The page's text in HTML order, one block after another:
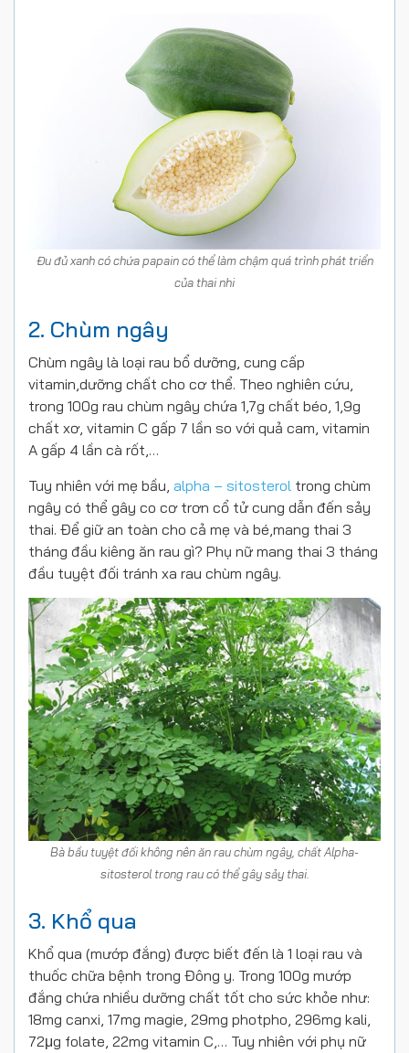
Đu đủ xanh có chứa papain có thể làm chậm quá trình phát triển
của thai nhi
2. Chùm ngây
Chùm ngây là loại rau bổ dưỡng, cung cấp
vitamin,dưỡng chất cho cơ thể. Theo nghiên cứu,
trong 100g rau chùm ngây chứa 1,7g chất béo, 1,9g
chất xơ, vitamin C gấp 7 lần so với quả cam, vitamin
A gấp 4 lần cà rốt,…
Tuy nhiên với mẹ bầu, alpha – sitosterol trong chùm
ngây có thể gây co cơ trơn cổ tử cung dẫn đến sảy
thai. Để giữ an toàn cho cả mẹ và bé,mang thai 3
tháng đầu kiêng ăn rau gì? Phụ nữ mang thai 3 tháng
đầu tuyệt đối tránh xa rau chùm ngây.
Bà bầu tuyệt đối không nên ăn rau chùm ngây, chất Alpha-
sitosterol trong rau có thể gây sảy thai.
3. Khổ qua
Khổ qua (mướp đắng) được biết đến là 1 loại rau và
thuốc chữa bệnh trong Đông y. Trong 100g mướp
đắng chứa nhiều dưỡng chất tốt cho sức khỏe như:
18mg canxi, 17mg magie, 29mg photpho, 296mg kali,
72μg folate, 22mg vitamin C,… Tuy nhiên với phụ nữ